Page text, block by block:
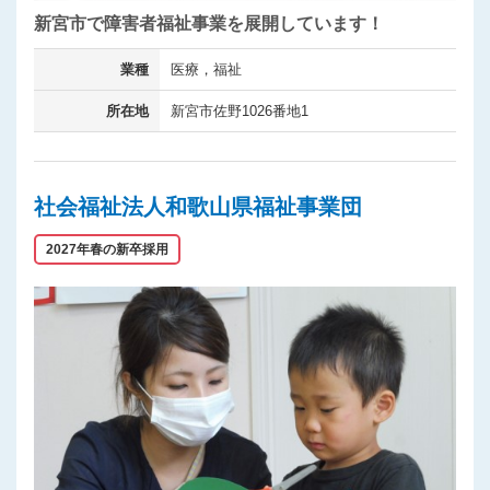
新宮市で障害者福祉事業を展開しています！
業種 医療，福祉
所在地 新宮市佐野1026番地1
社会福祉法人和歌山県福祉事業団
2027年春の新卒採用